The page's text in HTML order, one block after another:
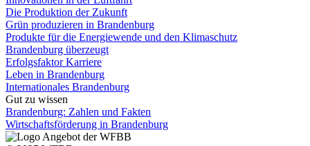
Die Produktion der Zukunft
Grün produzieren in Brandenburg
Produkte für die Energiewende und den Klimaschutz
Brandenburg überzeugt
Erfolgsfaktor Karriere
Leben in Brandenburg
Internationales Brandenburg
Gut zu wissen
Brandenburg: Zahlen und Fakten
Wirtschaftsförderung in Brandenburg